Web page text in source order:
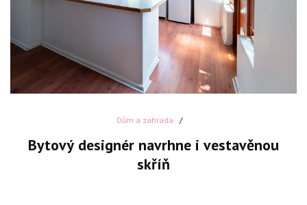
Dům a zahrada
Bytový designér navrhne i vestavěnou
skříň